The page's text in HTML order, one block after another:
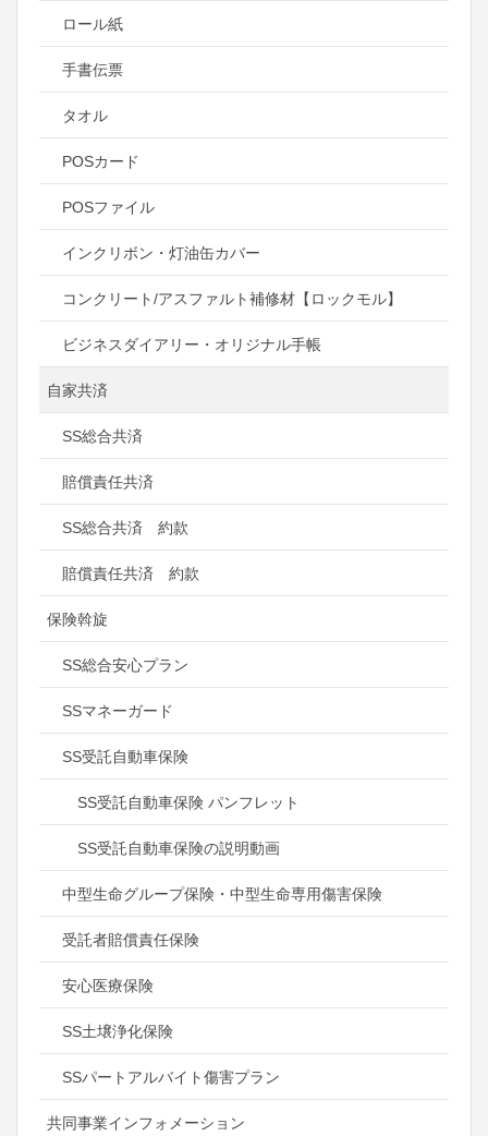
ロール紙
手書伝票
タオル
POSカード
POSファイル
インクリボン・灯油缶カバー
コンクリート/アスファルト補修材【ロックモル】
ビジネスダイアリー・オリジナル手帳
自家共済
SS総合共済
賠償責任共済
SS総合共済 約款
賠償責任共済 約款
保険斡旋
SS総合安心プラン
SSマネーガード
SS受託自動車保険
SS受託自動車保険 パンフレット
SS受託自動車保険の説明動画
中型生命グループ保険・中型生命専用傷害保険
受託者賠償責任保険
安心医療保険
SS土壌浄化保険
SSパートアルバイト傷害プラン
共同事業インフォメーション